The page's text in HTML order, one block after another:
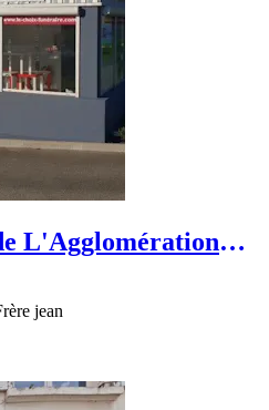
L'Agglomération
jean